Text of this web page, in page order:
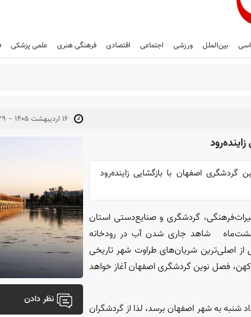
بین‌الملل ورزشی اجتماعی اقتصادی فرهنگی هنری علمی پزشکی
شد
- ۱۶ ارديبهشت ۱۴۰۵
نظر دادن
اصفهان با بازگشایی زاینده‌رود
گردشگری و صنایع‌دستی استان
اشاره به اینکه از روز جمعه ۱۸ اردیبهشت‌ماه شاهد جاری شدن آب در رودخانه
از اصلی‌ترین شریان‌های طراوت شهر تاریخی
فصل نوین گردشگری اصفهان آغاز خواهد
شنبه به شهر اصفهان برسد، لذا از گردشگران